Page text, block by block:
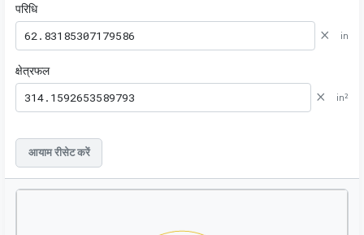
परिधि
× in
क्षेत्रफल
× in²
आयाम रीसेट करें